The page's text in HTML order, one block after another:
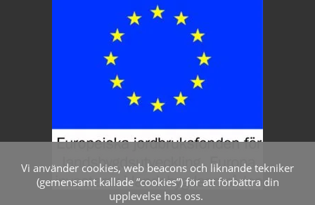
Vi använder cookies, web beacons och liknande tekniker
(gemensamt kallade ”cookies”) för att förbättra din
upplevelse hos oss.